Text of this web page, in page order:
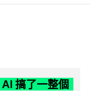
搞了一整個